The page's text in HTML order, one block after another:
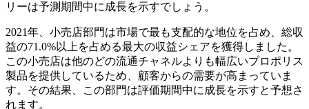
リーは予測期間中に成長を示すでしょう。
2021年、小売店部門は市場で最も支配的な地位を占め、総収
益の71.0%以上を占める最大の収益シェアを獲得しました。
この小売店は他のどの流通チャネルよりも幅広いプロポリス
製品を提供しているため、顧客からの需要が高まっていま
す。その結果、この部門は評価期間中に成長を示すと予想さ
れます。